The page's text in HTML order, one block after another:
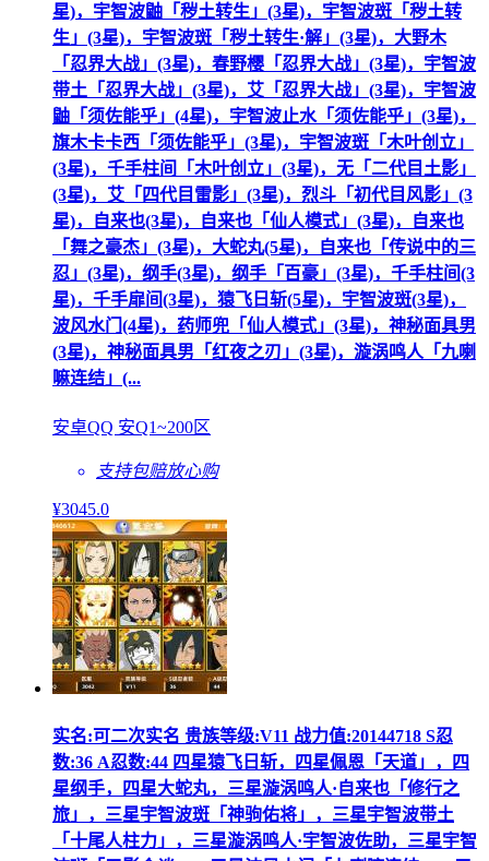
星)，宇智波鼬「秽土转生」(3星)，宇智波斑「秽土转
生」(3星)，宇智波斑「秽土转生·解」(3星)，大野木
「忍界大战」(3星)，春野樱「忍界大战」(3星)，宇智波
带土「忍界大战」(3星)，艾「忍界大战」(3星)，宇智波
鼬「须佐能乎」(4星)，宇智波止水「须佐能乎」(3星)，
旗木卡卡西「须佐能乎」(3星)，宇智波斑「木叶创立」
(3星)，千手柱间「木叶创立」(3星)，无「二代目土影」
(3星)，艾「四代目雷影」(3星)，烈斗「初代目风影」(3
星)，自来也(3星)，自来也「仙人模式」(3星)，自来也
「舞之豪杰」(3星)，大蛇丸(5星)，自来也「传说中的三
忍」(3星)，纲手(3星)，纲手「百豪」(3星)，千手柱间(3
星)，千手扉间(3星)，猿飞日斩(5星)，宇智波斑(3星)，
波风水门(4星)，药师兜「仙人模式」(3星)，神秘面具男
(3星)，神秘面具男「红夜之刃」(3星)，漩涡鸣人「九喇
嘛连结」(...
安卓QQ 安Q1~200区
支持包赔放心购
¥3045.0
实名:可二次实名 贵族等级:V11 战力值:20144718 S忍
数:36 A忍数:44 四星猿飞日斩，四星佩恩「天道」，四
星纲手，四星大蛇丸，三星漩涡鸣人·自来也「修行之
旅」，三星宇智波斑「神驹佑将」，三星宇智波带土
「十尾人柱力」，三星漩涡鸣人·宇智波佐助，三星宇智